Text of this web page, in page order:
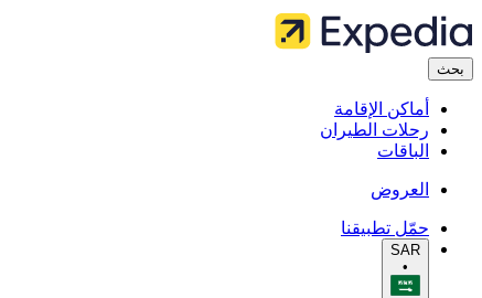
بحث
أماكن الإقامة
رحلات الطيران
الباقات
العروض
حمّل تطبيقنا
SAR
•